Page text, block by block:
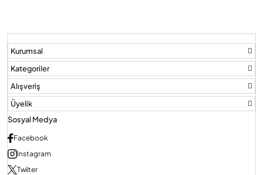
Kurumsal
Kategoriler
Alışveriş
Üyelik
Sosyal Medya
Facebook
Instagram
Twiiter